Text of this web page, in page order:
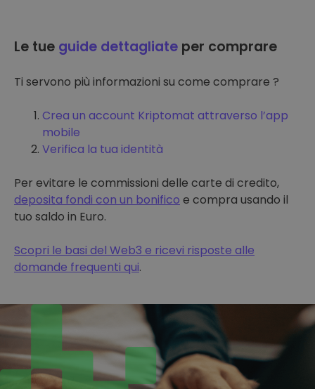
Le tue guide dettagliate per comprare
Ti servono più informazioni su come comprare ?
Crea un account Kriptomat attraverso l’app
mobile
Verifica la tua identità
Per evitare le commissioni delle carte di credito,
deposita fondi con un bonifico e compra usando il
tuo saldo in Euro.
Scopri le basi del Web3 e ricevi risposte alle
domande frequenti qui.